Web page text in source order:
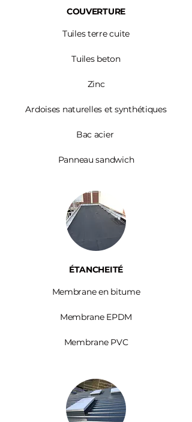
COUVERTURE
Tuiles terre cuite
Tuiles beton
Zinc​
Ardoises naturelles et synthétiques
Bac acier
Panneau sandwich
ÉTANCHEITÉ
Membrane en bitume
Membrane EPDM
Membrane PVC